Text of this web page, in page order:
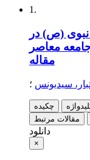
1.
نبوی (ص) در
معاصر
مقاله
سیدیونس ؛
چکیده
مقالات مرتبط
دانلود
×